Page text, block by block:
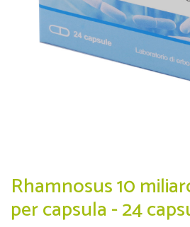
Rhamnosus 10
per capsula - 24